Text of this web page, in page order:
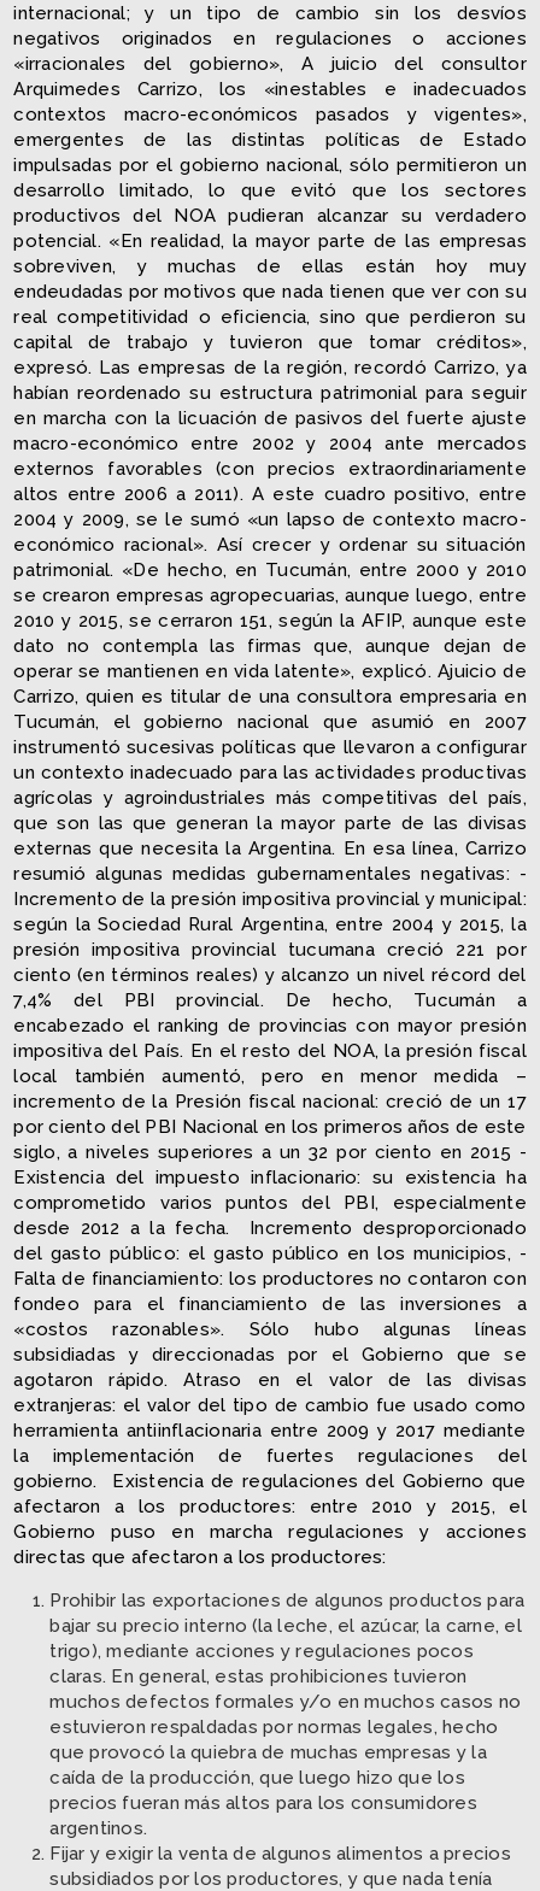
internacional; y un tipo de cambio sin los desvíos
negativos originados en regulaciones o acciones
«irracionales del gobierno», A juicio del consultor
Arquimedes Carrizo, los «inestables e inadecuados
contextos macro-económicos pasados y vigentes»,
emergentes de las distintas políticas de Estado
impulsadas por el gobierno nacional, sólo permitieron un
desarrollo limitado, lo que evitó que los sectores
productivos del NOA pudieran alcanzar su verdadero
potencial. «En realidad, la mayor parte de las empresas
sobreviven, y muchas de ellas están hoy muy
endeudadas por motivos que nada tienen que ver con su
real competitividad o eficiencia, sino que perdieron su
capital de trabajo y tuvieron que tomar créditos»,
expresó. Las empresas de la región, recordó Carrizo, ya
habían reordenado su estructura patrimonial para seguir
en marcha con la licuación de pasivos del fuerte ajuste
macro-económico entre 2002 y 2004 ante mercados
externos favorables (con precios extraordinariamente
altos entre 2006 a 2011). A este cuadro positivo, entre
2004 y 2009, se le sumó «un lapso de contexto macro-
económico racional». Así crecer y ordenar su situación
patrimonial. «De hecho, en Tucumán, entre 2000 y 2010
se crearon empresas agropecuarias, aunque luego, entre
2010 y 2015, se cerraron 151, según la AFIP, aunque este
dato no contempla las firmas que, aunque dejan de
operar se mantienen en vida latente», explicó. Ajuicio de
Carrizo, quien es titular de una consultora empresaria en
Tucumán, el gobierno nacional que asumió en 2007
instrumentó sucesivas políticas que llevaron a configurar
un contexto inadecuado para las actividades productivas
agrícolas y agroindustriales más competitivas del país,
que son las que generan la mayor parte de las divisas
externas que necesita la Argentina. En esa línea, Carrizo
resumió algunas medidas gubernamentales negativas: ­
Incremento de la presión impositiva provincial y municipal:
según la Sociedad Rural Argentina, entre 2004 y 2015, la
presión impositiva provincial tucumana creció 221 por
ciento (en términos reales) y alcanzo un nivel récord del
7,4% del PBI provincial. De hecho, Tucumán a
encabezado el ranking de provincias con mayor presión
impositiva del País. En el resto del NOA, la presión fiscal
local también aumentó, pero en menor medida –
incremento de la Presión fiscal nacional: creció de un 17
por ciento del PBI Nacional en los primeros años de este
siglo, a niveles superiores a un 32 por ciento en 2015 ­
Existencia del impuesto inflacionario: su existencia ha
comprometido varios puntos del PBI, especialmente
desde 2012 a la fecha. ­ Incremento desproporcionado
del gasto público: el gasto público en los municipios, ­
Falta de financiamiento: los productores no contaron con
fondeo para el financiamiento de las inversiones a
«costos razonables». Sólo hubo algunas líneas
subsidiadas y direccionadas por el Gobierno que se
agotaron rápido. ­Atraso en el valor de las divisas
extranjeras: el valor del tipo de cambio fue usado como
herramienta antiinflacionaria entre 2009 y 2017 mediante
la implementación de fuertes regulaciones del
gobierno. ­ Existencia de regulaciones del Gobierno que
afectaron a los productores: entre 2010 y 2015, el
Gobierno puso en marcha regulaciones y acciones
directas que afectaron a los productores:
Prohibir las exportaciones de algunos productos para
bajar su precio interno (la leche, el azúcar, la carne, el
trigo), mediante acciones y regulaciones pocos
claras. En general, estas prohibiciones tuvieron
muchos defectos formales y/o en muchos casos no
estuvieron respaldadas por normas legales, hecho
que provocó la quiebra de muchas empresas y la
caída de la producción, que luego hizo que los
precios fueran más altos para los consumidores
argentinos.
Fijar y exigir la venta de algunos alimentos a precios
subsidiados por los productores, y que nada tenía